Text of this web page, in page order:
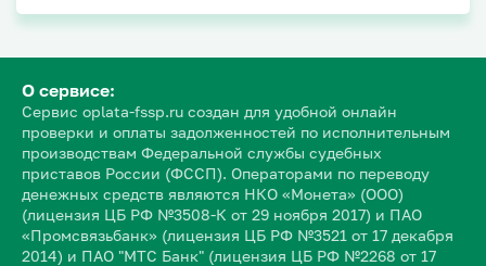
О сервисе:
Сервис oplata-fssp.ru создан для удобной онлайн
проверки и оплаты задолженностей по исполнительным
производствам Федеральной службы судебных
приставов России (ФССП). Операторами по переводу
денежных средств являются НКО «Монета» (ООО)
(лицензия ЦБ РФ №3508-К от 29 ноября 2017) и ПАО
«Промсвязьбанк» (лицензия ЦБ РФ №3521 от 17 декабря
2014) и ПАО "МТС Банк" (лицензия ЦБ РФ №2268 от 17